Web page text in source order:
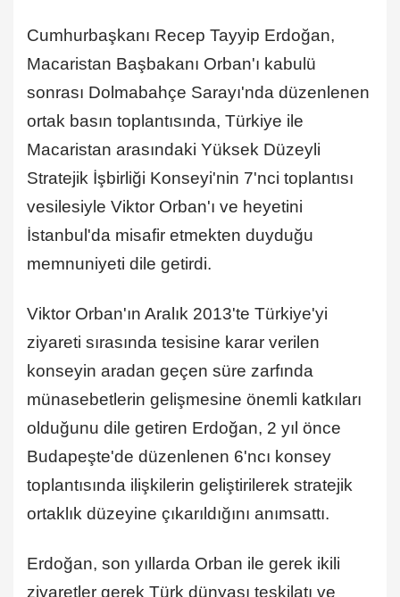
Cumhurbaşkanı Recep Tayyip Erdoğan,
Macaristan Başbakanı Orban'ı kabulü
sonrası Dolmabahçe Sarayı'nda düzenlenen
ortak basın toplantısında, Türkiye ile
Macaristan arasındaki Yüksek Düzeyli
Stratejik İşbirliği Konseyi'nin 7'nci toplantısı
vesilesiyle Viktor Orban'ı ve heyetini
İstanbul'da misafir etmekten duyduğu
memnuniyeti dile getirdi.
Viktor Orban'ın Aralık 2013'te Türkiye'yi
ziyareti sırasında tesisine karar verilen
konseyin aradan geçen süre zarfında
münasebetlerin gelişmesine önemli katkıları
olduğunu dile getiren Erdoğan, 2 yıl önce
Budapeşte'de düzenlenen 6'ncı konsey
toplantısında ilişkilerin geliştirilerek stratejik
ortaklık düzeyine çıkarıldığını anımsattı.
Erdoğan, son yıllarda Orban ile gerek ikili
ziyaretler gerek Türk dünyası teşkilatı ve